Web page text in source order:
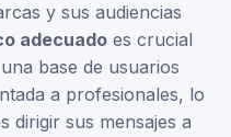
y sus audiencias
adecuado es crucial
base de usuarios
a profesionales, lo
dirigir sus mensajes a